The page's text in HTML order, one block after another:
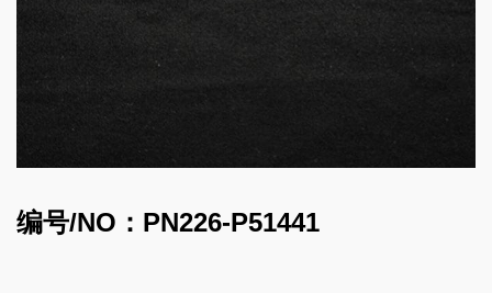
编号/NO：PN226-P51441